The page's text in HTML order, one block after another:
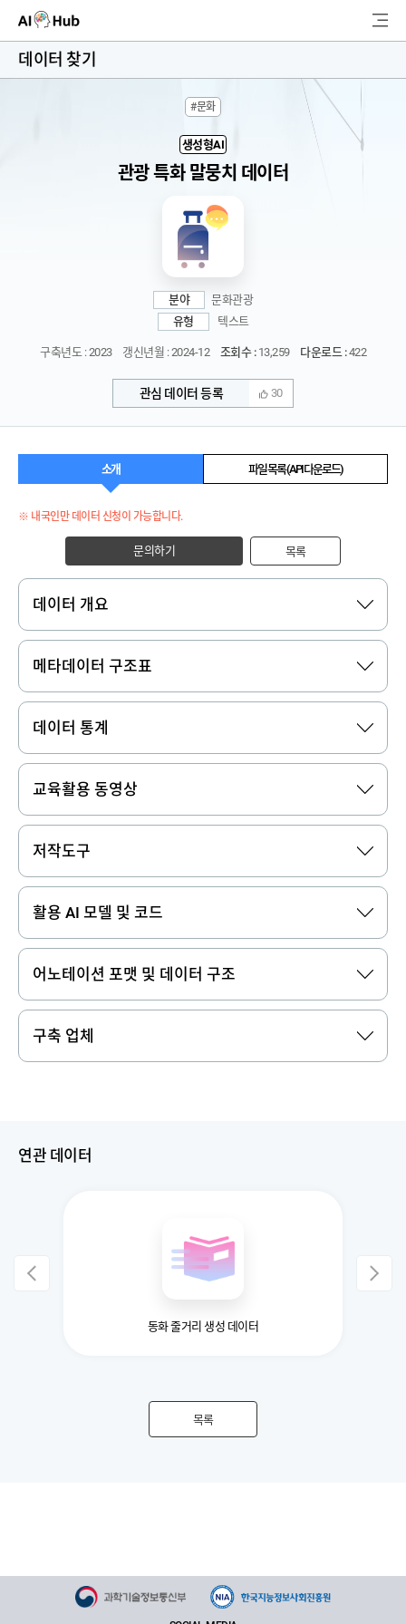
AI-Hub
AI 개발지원
색
데이터 찾기
#문화
생성형AI
관광 특화 말뭉치 데이터
분야
문화관광
유형
텍스트
구축년도 : 2023 갱신년월 : 2024-12 조회수 :13,259 다운로드 :422
관심 데이터 등록 30
소개 파일 목록 (API 다운로드)
※ 내국인만 데이터 신청이 가능합니다.
문의하기 목록
데이터 개요
메타데이터 구조표
데이터 통계
교육활용 동영상
저작도구
활용 AI 모델 및 코드
어노테이션 포맷 및 데이터 구조
구축 업체
연관 데이터
동화 줄거리 생성 데이터
목록